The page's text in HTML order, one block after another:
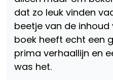
dat zo leuk vinden
beetje van de inhoud
boek heeft echt een
prima verhaallijn en
was het.